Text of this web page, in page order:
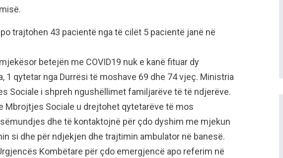
trajtohen 43 pacientë nga të cilët 5 pacientë janë në
betejën me COVID19 nuk e kanë fituar dy
1 qytetar nga Durrësi të moshave 69 dhe 74 vjeç. Ministria
Sociale i shpreh ngushëllimet familjarëve të të ndjerëve.
Mbrojtjes Sociale u drejtohet qytetarëve të mos
dhe të kontaktojnë për çdo dyshim me mjekun
si dhe për ndjekjen dhe trajtimin ambulator në banesë.
Kombëtare për çdo emergjencë apo referim në